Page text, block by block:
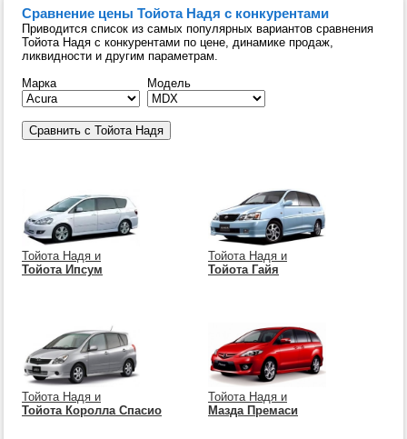
Сравнение цены Тойота Надя с конкурентами
Приводится список из самых популярных вариантов сравнения
Тойота Надя с конкурентами по цене, динамике продаж,
ликвидности и другим параметрам.
Марка
Модель
Тойота Надя и
Тойота Ипсум
Тойота Надя и
Тойота Гайя
Тойота Надя и
Тойота Королла Спасио
Тойота Надя и
Мазда Премаси